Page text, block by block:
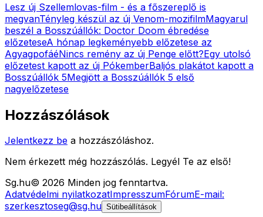
Lesz új Szellemlovas-film - és a főszereplő is
megvanTényleg készül az új Venom-mozifilmMagyarul
beszél a Bosszúállók: Doctor Doom ébredése
előzeteseA hónap legkeményebb előzetese az
AgyagpofáéNincs remény az új Penge előtt?Egy utolsó
előzetest kapott az új PókemberBaljós plakátot kapott a
Bosszúállók 5Megjött a Bosszúállók 5 első
nagyelőzetese
Hozzászólások
Jelentkezz be a hozzászóláshoz.
Nem érkezett még hozzászólás. Legyél Te az első!
Sg.hu© 2026 Minden jog fenntartva.
Adatvédelmi nyilatkozatImpresszumFórumE-mail:
szerkesztoseg@sg.hu Sütibeállítások